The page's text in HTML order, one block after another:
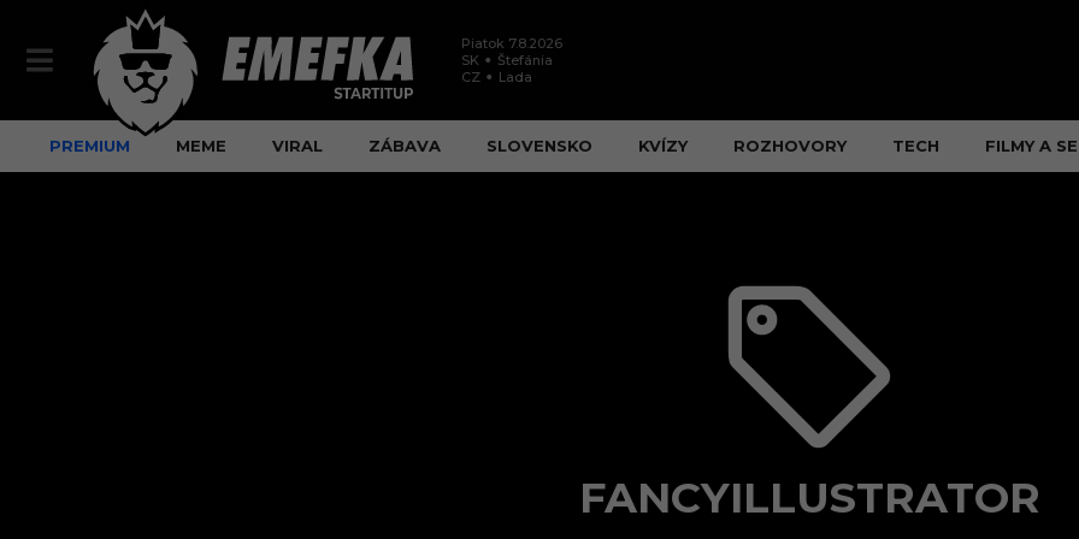
Piatok 7.8.2026
SK
Štefánia
CZ
Lada
PREMIUM MEME VIRAL ZÁBAVA SLOVENSKO KVÍZY ROZHOVORY TECH FILMY A
FANCYILLUSTRATOR